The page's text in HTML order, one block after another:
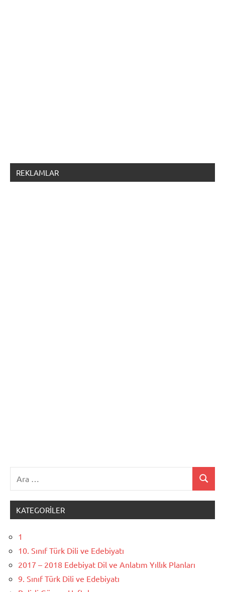
REKLAMLAR
Ara
KATEGORILER
1
10. Sınıf Türk Dili ve Edebiyatı
2017 – 2018 Edebiyat Dil ve Anlatım Yıllık Planları
9. Sınıf Türk Dili ve Edebiyatı